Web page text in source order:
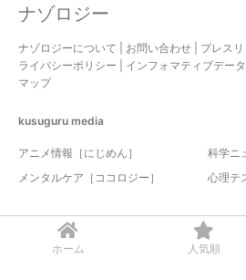
ホーム 人気順
ナゾロジー
ナゾロジーについて お問い合わせ プレス
ライバシーポリシー
インフォマティブデー
マップ
kusuguru media
アニメ情報［にじめん］
科学ニ
メンタルケア［ココロジー］
心理テ
© 2017-2026 nazology. all rights reserved.